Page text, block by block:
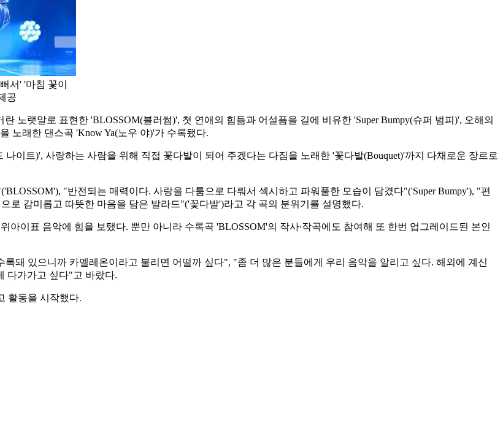
서' '마침 꽃이
공
노랫말로 표현한 'BLOSSOM(블러썸)', 첫 연애의 힘듦과 어설픔을 길에 비유한 'Super Bumpy(슈퍼 범피)', 오해의
노래한 댄스곡 'Know Ya(노우 야)'가 수록됐다.
이트)', 사랑하는 사람을 위해 직접 꽃다발이 되어 주겠다는 다짐을 노래한 '꽃다발(Bouquet)'까지 다채로운 장르로
"반전되는 매력이다. 사랑을 다툼으로 다뤄서 섹시하고 파워풀한 모습이 담겼다"('Super Bumpy'), "편
로 감미롭고 따뜻한 마음을 담은 발라드"('꽃다발')라고 각 곡의 분위기를 설명했다.
아이표 음악에 힘을 보탰다. 뿐만 아니라 수록곡 'BLOSSOM'의 작사∙작곡에도 참여해 또 한번 업그레이드된 본인
돼 있으니까 카멜레온이라고 불리면 어떨까 싶다", "좀 더 많은 분들에게 우리 음악을 알리고 싶다. 해외에 계신
다가가고 싶다"고 바랐다.
활동을 시작했다.